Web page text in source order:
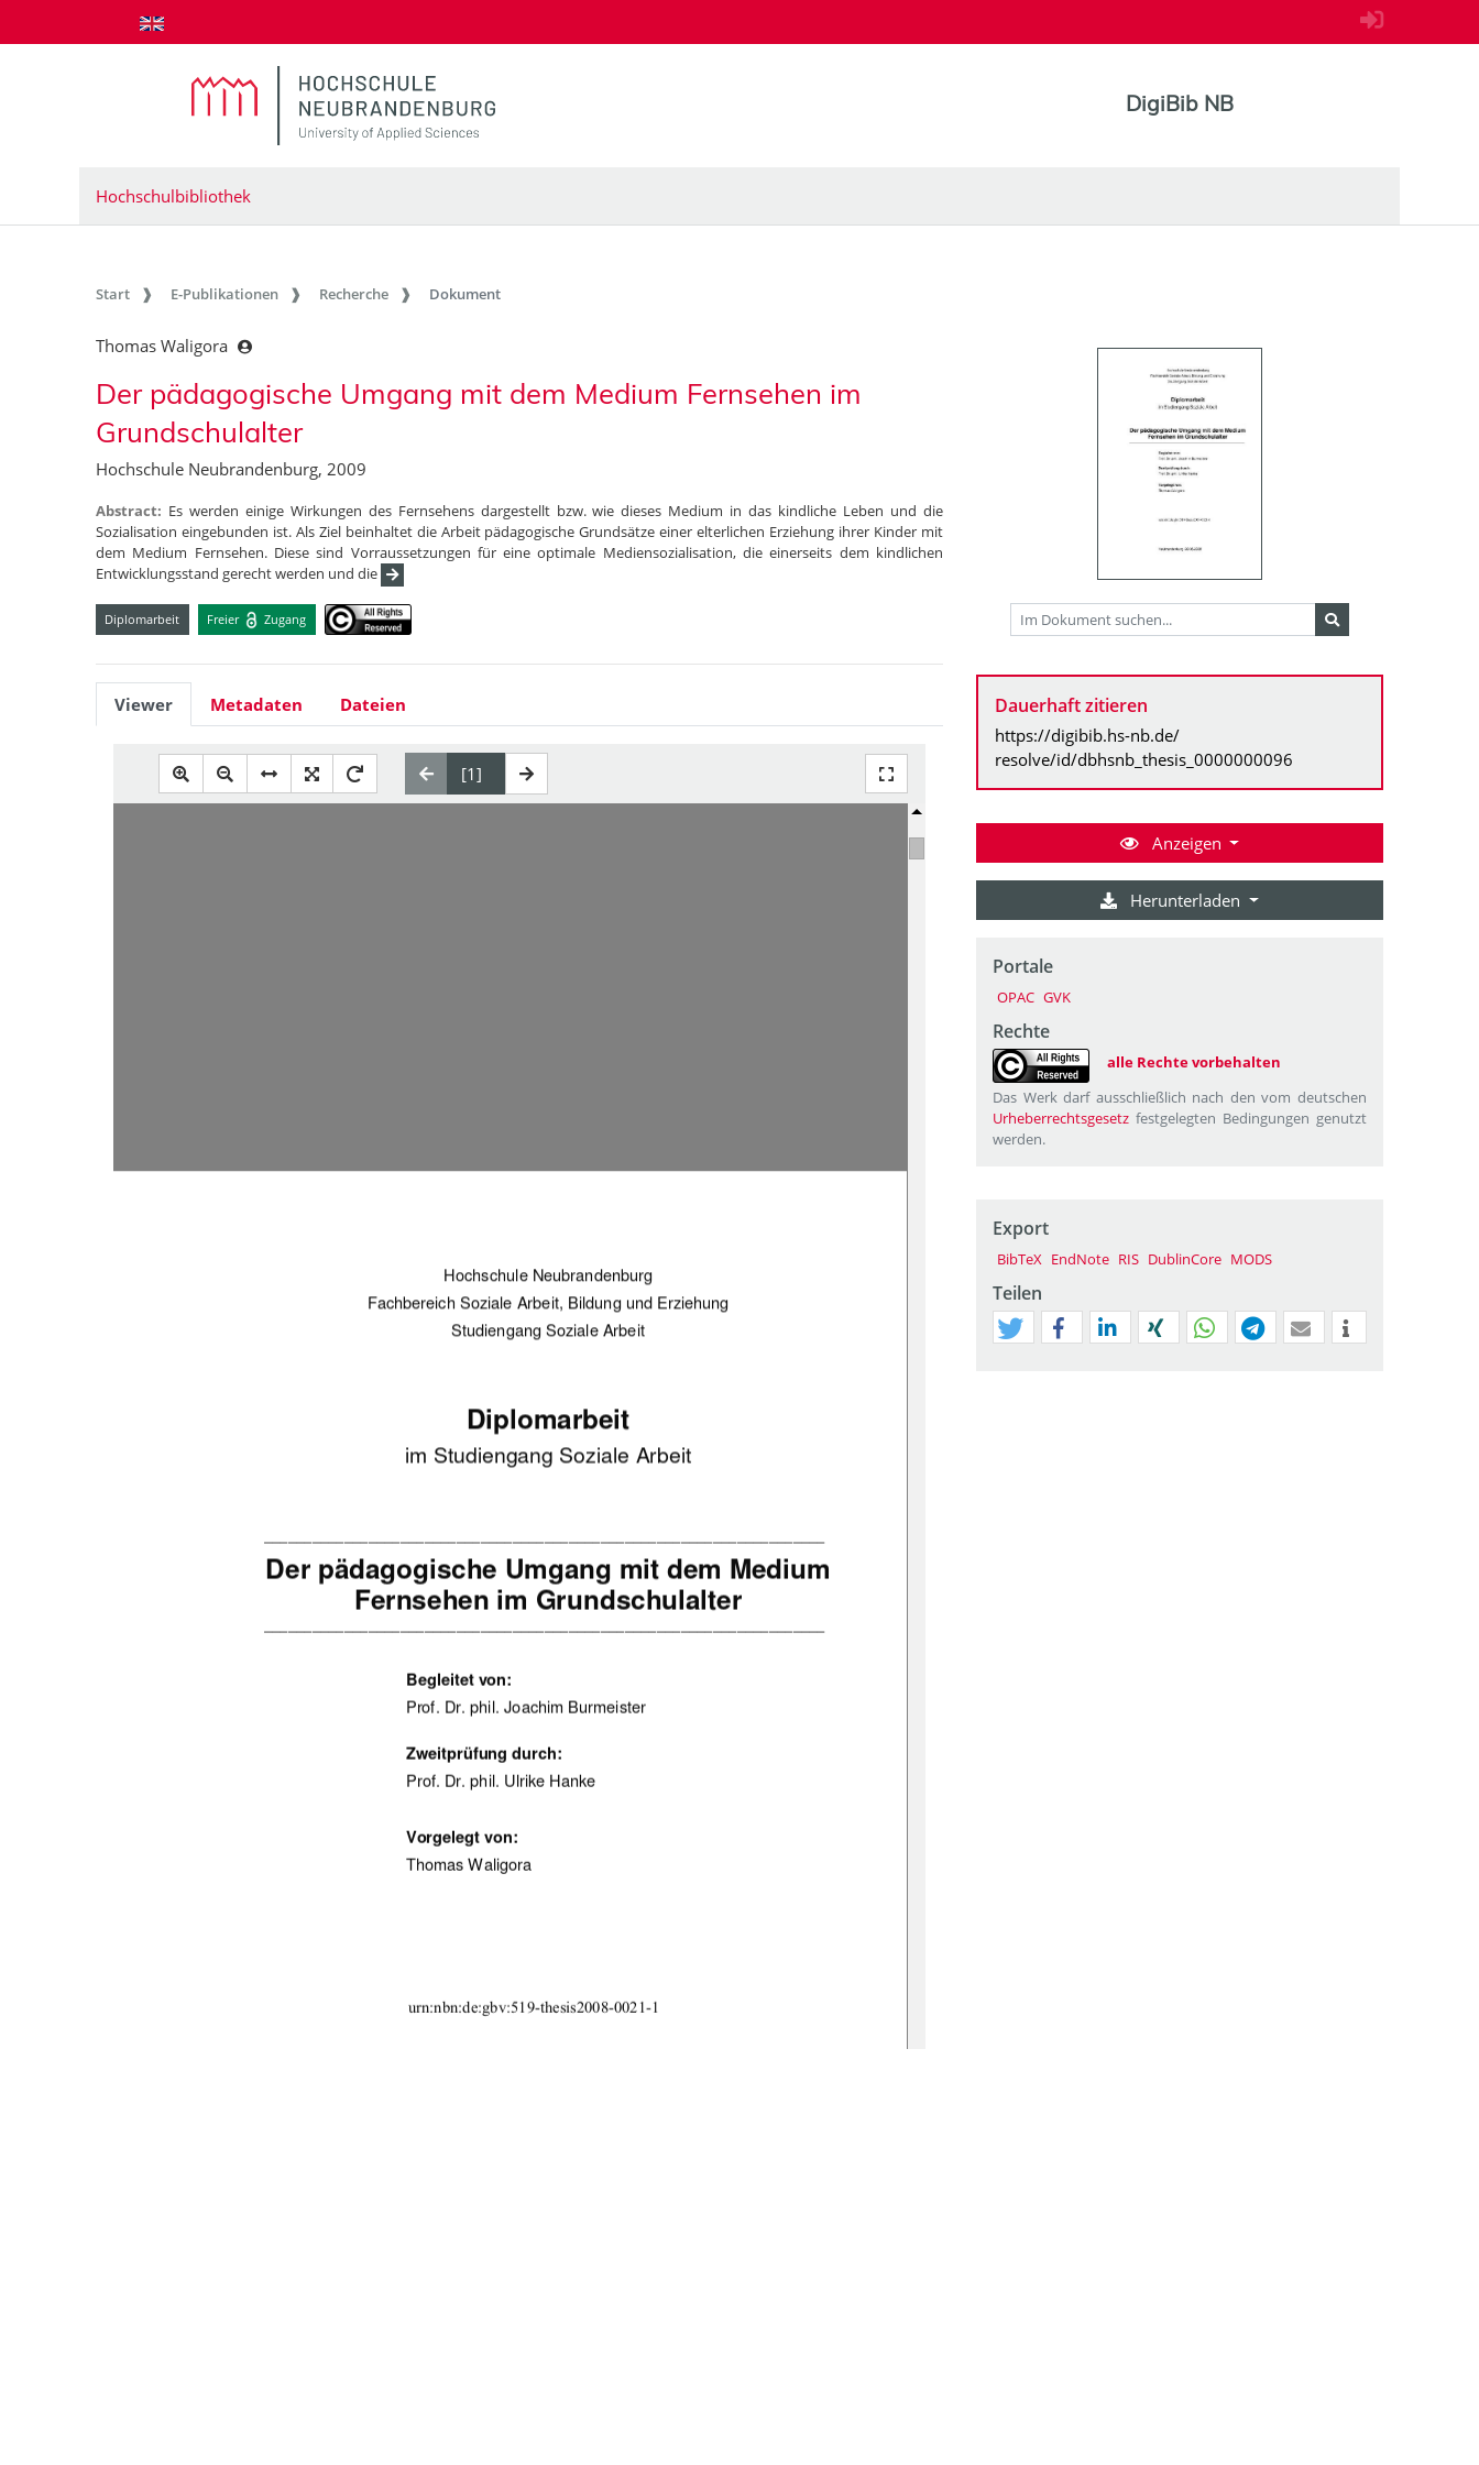
zum Inhalt springen
DigiBib NB
Hochschulbibliothek
Start E-Publikationen Recherche Dokument
Thomas Waligora
Der pädagogische Umgang mit dem Medium Fernsehen im
Grundschulalter
Hochschule Neubrandenburg, 2009
Abstract: Es werden einige Wirkungen des Fernsehens dargestellt bzw. wie dieses Medium in das kindliche Leben und die
Sozialisation eingebunden ist. Als Ziel beinhaltet die Arbeit pädagogische Grundsätze einer elterlichen Erziehung ihrer Kinder mit
dem Medium Fernsehen. Diese sind Vorraussetzungen für eine optimale Mediensozialisation, die einerseits dem kindlichen
Entwicklungsstand gerecht werden und die
Diplomarbeit Freier Zugang
Viewer Metadaten Dateien
Hochschule Neubrandenburg
Fachbereich Soziale Arbeit, Bildung und Erziehung
Studiengang Soziale Arbeit
Diplomarbeit
im Studiengang Soziale Arbeit
Der pädagogische Umgang mit dem Medium
Fernsehen im Grundschulalter
Begleitet von:
Prof. Dr. phil. Joachim Burmeister
Zweitprüfung durch:
Prof. Dr. phil. Ulrike Hanke
Vorgelegt von:
Thomas Waligora
                                    urn:nbn:de:gbv:519-thesis2008-0021-1
Dauerhaft zitieren
https://digibib.hs-nb.de/
resolve/id/dbhsnb_thesis_0000000096
Anzeigen
Herunterladen
Portale
OPAC GVK
Rechte
alle Rechte vorbehalten
Das Werk darf ausschließlich nach den vom deutschen
Urheberrechtsgesetz festgelegten Bedingungen genutzt
werden.
Export
BibTeX EndNote RIS DublinCore MODS
Teilen